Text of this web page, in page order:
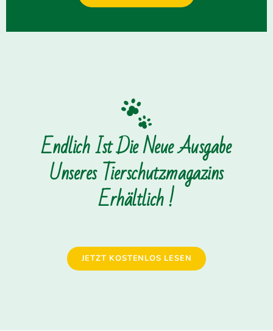
Endlich Ist Die Neue Ausgabe
Unseres Tierschutzmagazins
Erhältlich !
JETZT KOSTENLOS LESEN